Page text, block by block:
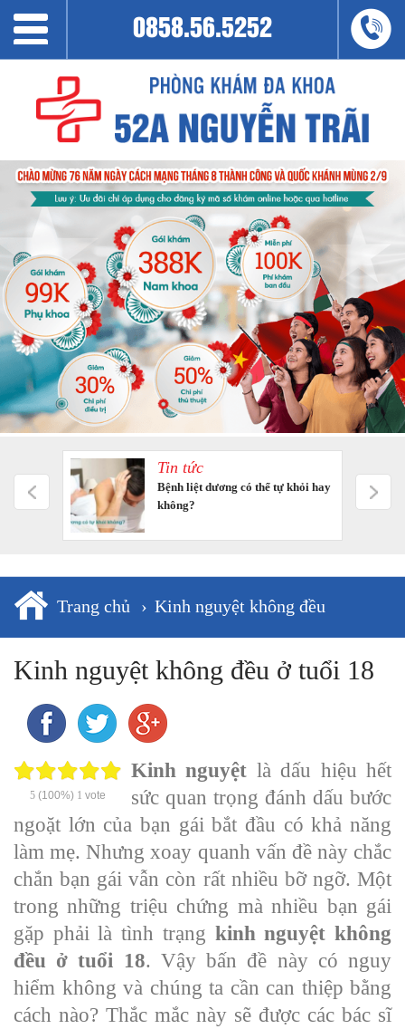
0858.56.5252
tưởng
Tin tức
Bệnh liệt dương có thể tự khỏi hay
không?
Trang chủ › Kinh nguyệt không đều
Kinh nguyệt không đều ở tuổi 18
5 (100%) 1 vote
Kinh nguyệt là dấu hiệu hết
sức quan trọng đánh dấu bước
ngoặt lớn của bạn gái bắt đầu có khả năng
làm mẹ. Nhưng xoay quanh vấn đề này chắc
chắn bạn gái vẫn còn rất nhiều bỡ ngỡ. Một
trong những triệu chứng mà nhiều bạn gái
gặp phải là tình trạng kinh nguyệt không
đều ở tuổi 18. Vậy bấn đề này có nguy
hiểm không và chúng ta cần can thiệp bằng
cách nào? Thắc mắc này sẽ được các bác sĩ